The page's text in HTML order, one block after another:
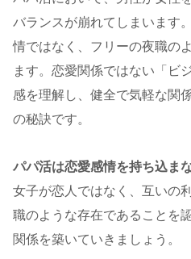
バランスが崩れてしまいます
情ではなく、フリーの夜職の
ます。恋愛関係ではない「ビ
感を理解し、健全で気軽な関
の秘訣です。
パパ活は恋愛感情を持ち込ま
女子が恋人ではなく、互いの
職のような存在であることを
関係を築いていきましょう。